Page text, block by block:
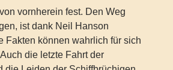
vornherein fest. Den Weg
ist dank Neil Hanson
Fakten können wahrlich für sich
die letzte Fahrt der